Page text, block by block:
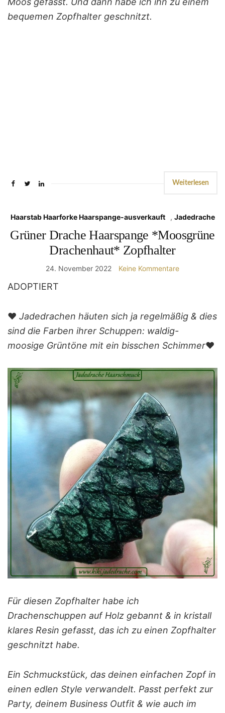
bequemen Zopfhalter geschnitzt.
Weiterlesen
Haarstab Haarforke Haarspange-ausverkauft , Jadedrache
Grüner Drache Haarspange *Moosgrüne
Drachenhaut* Zopfhalter
24. November 2022 Keine Kommentare
ADOPTIERT
❤️ Jadedrachen häuten sich ja regelmäßig & dies
sind die Farben ihrer Schuppen: waldig-
moosige Grüntöne mit ein bisschen Schimmer❤️
Für diesen Zopfhalter habe ich
Drachenschuppen auf Holz gebannt & in kristall
klares Resin gefasst, das ich zu einen Zopfhalter
geschnitzt habe.
Ein Schmuckstück, das deinen einfachen Zopf in
einen edlen Style verwandelt. Passt perfekt zur
Party, deinem Business Outfit & wie auch im